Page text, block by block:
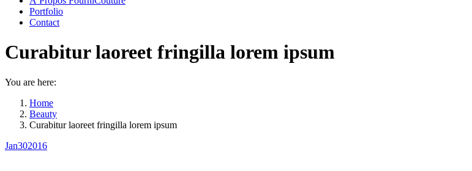
opens
window
opens
window
Portfolio
Contact
Curabitur laoreet fringilla lorem ipsum
You are here:
Home
Beauty
Curabitur laoreet fringilla lorem ipsum
Jan302016